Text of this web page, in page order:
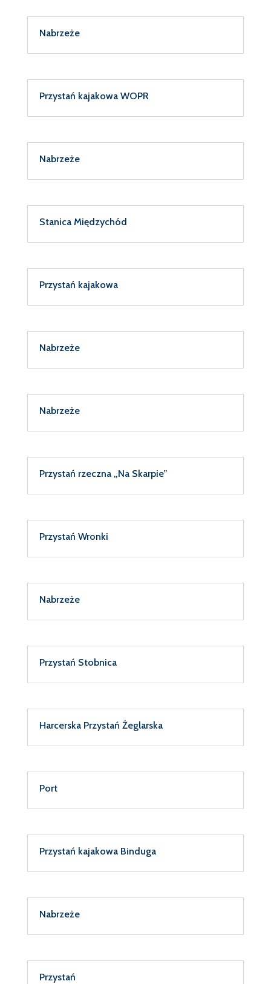
Nabrzeże
Przystań kajakowa WOPR
Nabrzeże
Stanica Międzychód
Przystań kajakowa
Nabrzeże
Nabrzeże
Przystań rzeczna „Na Skarpie”
Przystań Wronki
Nabrzeże
Przystań Stobnica
Harcerska Przystań Żeglarska
Port
Przystań kajakowa Binduga
Nabrzeże
Przystań